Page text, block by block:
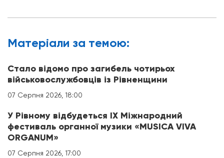
Матерiали за темою:
Стало відомо про загибель чотирьох
військовослужбовців із Рівненщини
07 Серпня 2026, 18:00
У Рівному відбудеться IX Міжнародний
фестиваль органної музики «MUSICA VIVA
ORGANUM»
07 Серпня 2026, 17:00